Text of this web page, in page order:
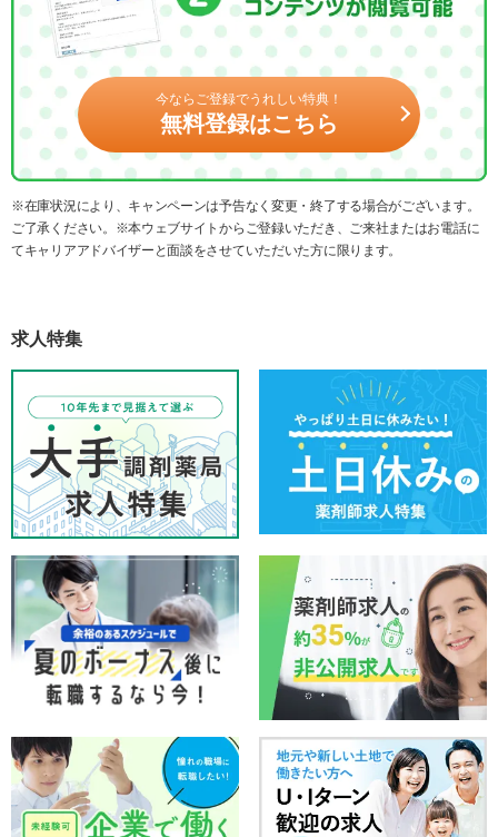
今ならご登録でうれしい特典！
無料登録はこちら
※在庫状況により、キャンペーンは予告なく変更・終了する場合がございます。
ご了承ください。※本ウェブサイトからご登録いただき、ご来社またはお電話に
てキャリアアドバイザーと面談をさせていただいた方に限ります。
求人特集